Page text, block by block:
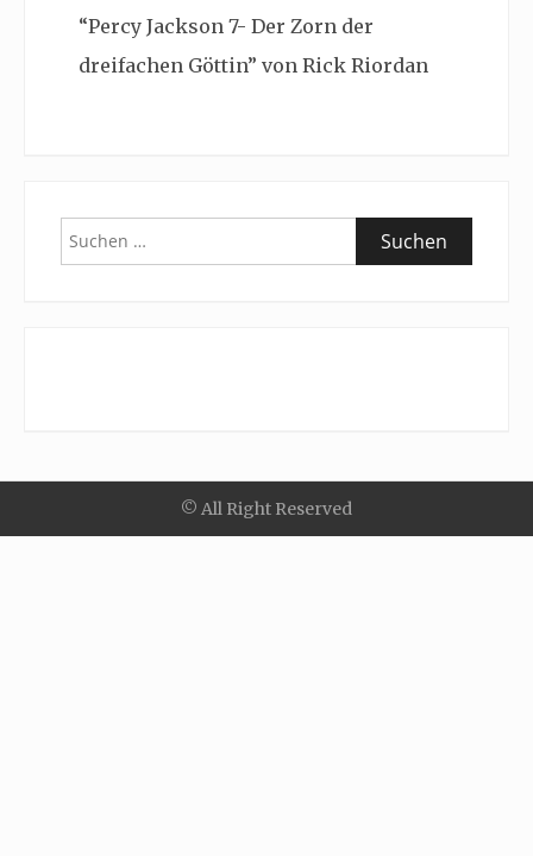
“Percy Jackson 7- Der Zorn der
dreifachen Göttin” von Rick Riordan
Suchen
nach:
© All Right Reserved